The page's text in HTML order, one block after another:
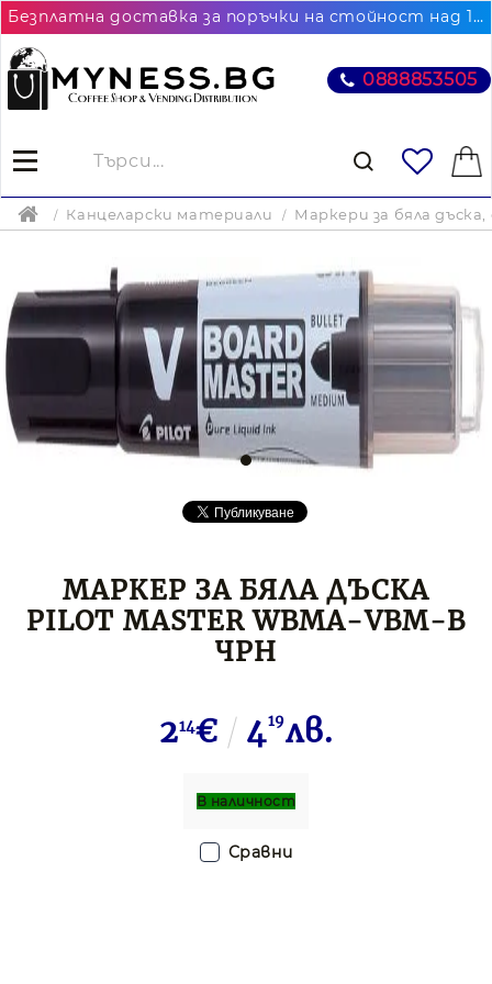
Безплатна доставка за поръчки на стойност над 102.26€ / 200лв. до най-близкия до Вас офис на Еконт
0888853505
Канцеларски материали Маркери за бяла
МАРКЕР ЗА БЯЛА ДЪСКА
PILOT MASTER WBMA-VBM-B
ЧРН
214€ 419лв.
В наличност
Сравни